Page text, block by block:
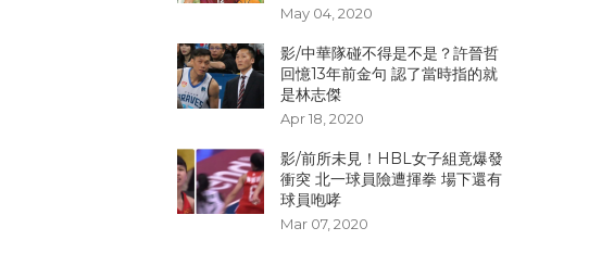
May 04, 2020
影/中華隊碰不得是不是？許晉哲
回憶13年前金句 認了當時指的就
是林志傑
Apr 18, 2020
影/前所未見！HBL女子組竟爆發
衝突 北一球員險遭揮拳 場下還有
球員咆哮
Mar 07, 2020